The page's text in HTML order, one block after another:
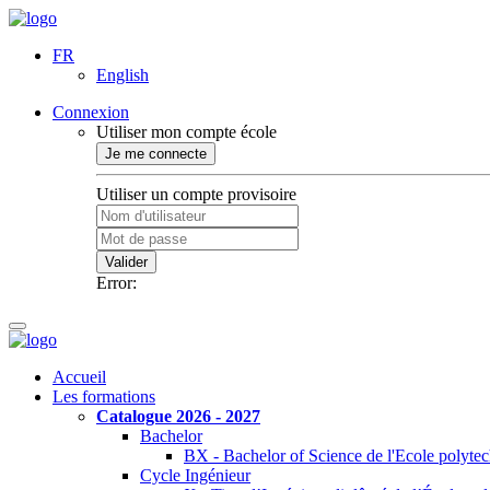
FR
English
Connexion
Utiliser mon compte école
Je me connecte
Utiliser un compte provisoire
Valider
Error:
Accueil
Les formations
Catalogue 2026 - 2027
Bachelor
BX - Bachelor of Science de l'Ecole
Cycle Ingénieur